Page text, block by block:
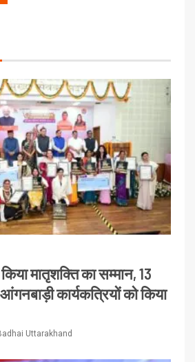
मातृशक्ति का सम्मान, 13
कार्यकत्रियों को किया
Uttarakhand